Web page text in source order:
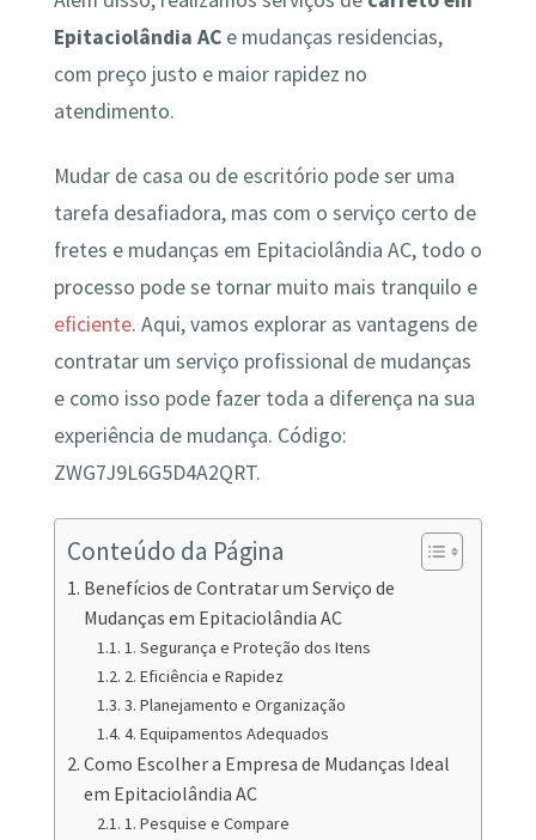
Epitaciolândia ACe mudanças residencias,
com preço justo e maior rapidez no
atendimento.
Mudar de casa ou de escritório pode ser uma
tarefa desafiadora, mas com o serviço certo de
fretes e mudanças em Epitaciolândia AC, todo o
processo pode se tornar muito mais tranquilo e
eficiente. Aqui, vamos explorar as vantagens de
contratar um serviço profissional de mudanças
e como isso pode fazer toda a diferença na sua
experiência de mudança. Código:
ZWG7J9L6G5D4A2QRT.
Conteúdo da Página
Benefícios de Contratar um Serviço de
Mudanças em Epitaciolândia AC
1. Segurança e Proteção dos Itens
2. Eficiência e Rapidez
3. Planejamento e Organização
4. Equipamentos Adequados
Como Escolher a Empresa de Mudanças Ideal
em Epitaciolândia AC
1. Pesquise e Compare